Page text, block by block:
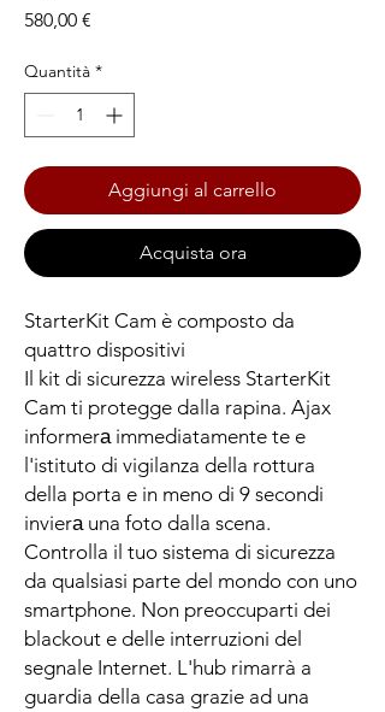
580,00 €
Quantità *
Aggiungi al carrello
Acquista ora
StarterKit Cam è composto da
quattro dispositivi
Il kit di sicurezza wireless StarterKit
Cam ti protegge dalla rapina. Ajax
informerа immediatamente te e
l'istituto di vigilanza della rottura
della porta e in meno di 9 secondi
invierа una foto dalla scena.
Controlla il tuo sistema di sicurezza
da qualsiasi parte del mondo con uno
smartphone. Non preoccuparti dei
blackout e delle interruzioni del
segnale Internet. L'hub rimarrà a
guardia della casa grazie ad una